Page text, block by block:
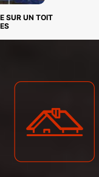
SUR UN TOIT